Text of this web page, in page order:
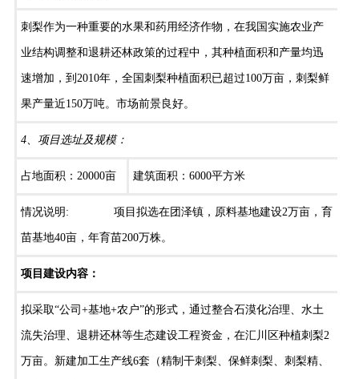
刺梨作为一种重要的水果和药用经济作物，在我国实施农业产
业结构调整和退耕还林政策的过程中，其种植面积和产量均迅
速增加，到2010年，全国刺梨种植面积已超过100万亩，刺梨鲜
果产量近150万吨。市场前景良好。
4、项目选址及规模：
占地面积：20000亩 建筑面积：6000平方米
情况说明: 项目拟选在团泽镇，原料基地建设2万亩，育
苗基地40亩，年育苗200万株。
项目建设内容：
拟采取“公司+基地+农户”的形式，通过整合石漠化治理、水土
流失治理、退耕还林等生态建设工程资金，在汇川区种植刺梨2
万亩。新建加工生产线6套（精制干刺梨、保鲜刺梨、刺梨精、